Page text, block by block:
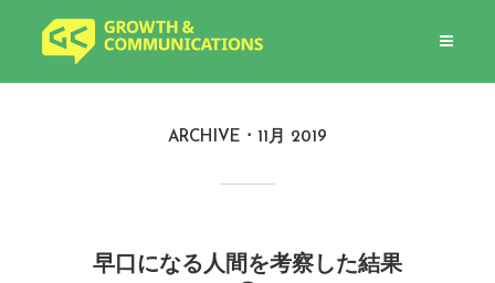
ARCHIVE 11月 2019
早口になる人間を考察した結果